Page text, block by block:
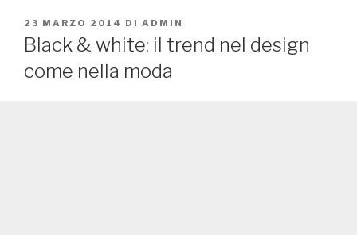
PUBBLICATO
IL
23 MARZO 2014 DI ADMIN
Black & white: il trend nel design
come nella moda